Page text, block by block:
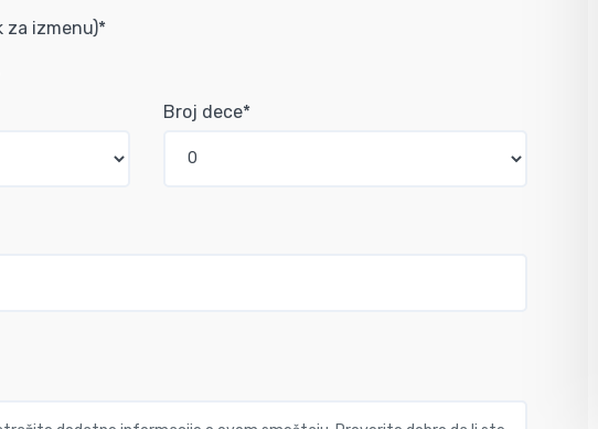
za izmenu)*
Broj dece*